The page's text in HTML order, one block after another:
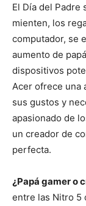
El Día del Padre
mienten, los
computador, se
aumento de
dispositivos
Acer ofrece una
sus gustos y
apasionado de
un creador de
perfecta.
¿Papá gamer o
entre las Nitro 5